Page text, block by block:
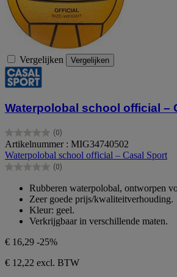
Vergelijken Vergelijken
Waterpolobal school official –
(0)
0.0
van
de
5
Artikelnummer : MIG34740502
Waterpolobal school official – Casal Sport
(0)
0.0
sterren.
Rubberen waterpolobal, ontworpen
Zeer goede prijs/kwaliteitverhouding.
Kleur: geel.
Verkrijgbaar in verschillende maten.
€ 16,29 -25%
€ 12,22 excl. BTW